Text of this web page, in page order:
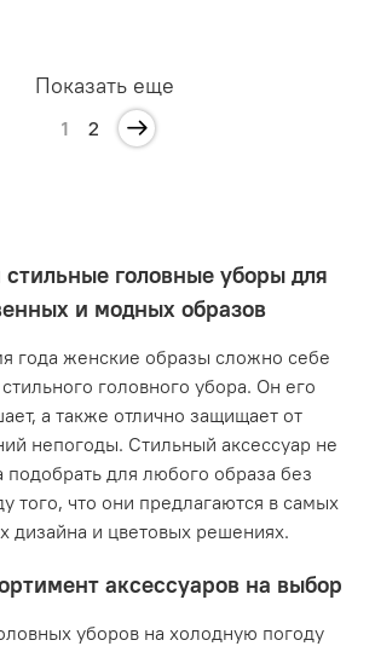
Показать еще
1 2
головные уборы для
и модных образов
года женские образы сложно себе
головного убора. Он его
а также отлично защищает от
непогоды. Стильный аксессуар не
подобрать для любого образа без
того, что они предлагаются в самых
дизайна и цветовых решениях.
аксессуаров на выбор
уборов на холодную погоду